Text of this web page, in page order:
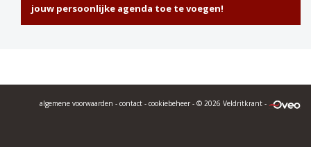
jouw persoonlijke agenda toe te voegen!
algemene voorwaarden - contact - cookiebeheer - © 2026 Veldritkrant -